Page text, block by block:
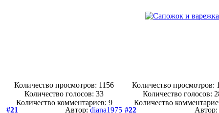
Количество просмотров: 1156
Количество голосов:33
Количество комментариев: 9
Количество просмотров:
Количество голосов:
Количество
#21
Автор: diana1975 #22 Автор: